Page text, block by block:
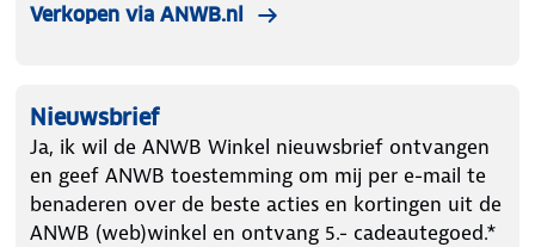
Verkopen via ANWB.nl
Nieuwsbrief
Ja, ik wil de ANWB Winkel nieuwsbrief ontvangen
en geef ANWB toestemming om mij per e-mail te
benaderen over de beste acties en kortingen uit de
ANWB (web)winkel en ontvang 5.- cadeautegoed.*